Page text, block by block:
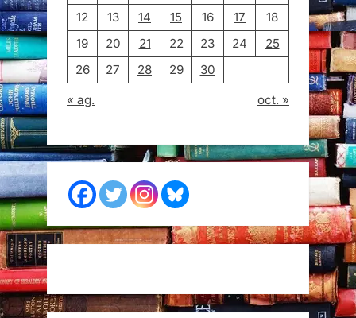
12
13 14 15 16 17
18
19
20 21 22 23 24
25
26
27 28 29
30
« ag.
oct. »